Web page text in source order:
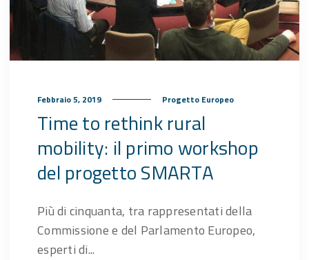
Febbraio 5, 2019 Progetto Europeo
Time to rethink rural
mobility: il primo workshop
del progetto SMARTA
Più di cinquanta, tra rappresentati della
Commissione e del Parlamento Europeo,
esperti di...